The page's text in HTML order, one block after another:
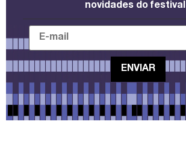
novidades do festival